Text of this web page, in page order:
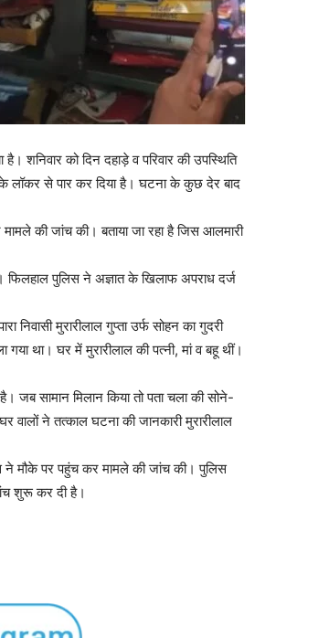
शनिवार को दिन दहाड़े व परिवार की उपस्थिति
से पार कर दिया है। घटना के कुछ देर बाद
की जांच की। बताया जा रहा है जिस आलमारी
फिलहाल पुलिस ने अज्ञात के खिलाफ अपराध दर्ज
मुरारीलाल गुप्ता उर्फ सोहन का गुदरी
था। घर में मुरारीलाल की पत्नी, मां व बहू थीं।
सामान मिलान किया तो पता चला की सोने-
ने तत्काल घटना की जानकारी मुरारीलाल
ने मौके पर पहुंच कर मामले की जांच की। पुलिस
शुरू कर दी है।